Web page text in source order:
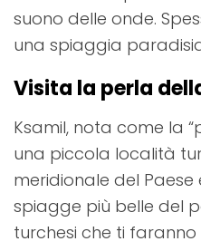
suono delle onde.
una spiaggia
Visita la perla
Ksamil, nota come la
una piccola località
meridionale del
spiagge più belle del
turchesi che ti faranno